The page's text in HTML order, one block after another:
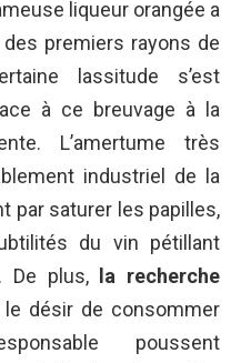
liqueur orangée a
premiers rayons de
lassitude s’est
à ce breuvage à la
L’amertume très
industriel de la
par saturer les papilles,
du vin pétillant
De plus,
la recherche
désir de consommer
poussent